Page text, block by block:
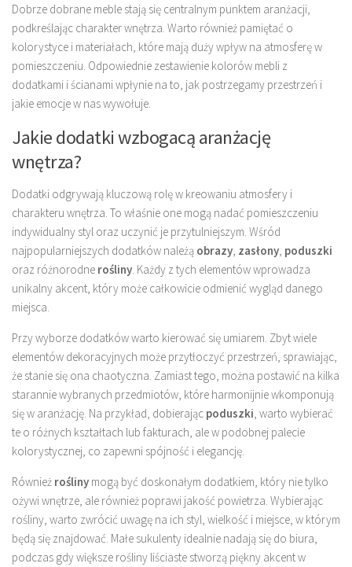
Dobrze dobrane meble stają się centralnym punktem aranżacji,
podkreślając charakter wnętrza. Warto również pamiętać o
kolorystyce i materiałach, które mają duży wpływ na atmosferę w
pomieszczeniu. Odpowiednie zestawienie kolorów mebli z
dodatkami i ścianami wpłynie na to, jak postrzegamy przestrzeń i
jakie emocje w nas wywołuje.
Jakie dodatki wzbogacą aranżację
wnętrza?
Dodatki odgrywają kluczową rolę w kreowaniu atmosfery i
charakteru wnętrza. To właśnie one mogą nadać pomieszczeniu
indywidualny styl oraz uczynić je przytulniejszym. Wśród
najpopularniejszych dodatków należą obrazy zasłony poduszki
oraz różnorodne rośliny . Każdy z tych elementów wprowadza
unikalny akcent, który może całkowicie odmienić wygląd danego
miejsca.
Przy wyborze dodatków warto kierować się umiarem. Zbyt wiele
elementów dekoracyjnych może przytłoczyć przestrzeń, sprawiając,
że stanie się ona chaotyczna. Zamiast tego, można postawić na kilka
starannie wybranych przedmiotów, które harmonijnie wkomponują
się w aranżację. Na przykład, dobierając poduszki , warto wybierać
te o różnych kształtach lub fakturach, ale w podobnej palecie
kolorystycznej, co zapewni spójność i elegancję.
Również rośliny mogą być doskonałym dodatkiem, który nie tylko
ożywi wnętrze, ale również poprawi jakość powietrza. Wybierając
rośliny, warto zwrócić uwagę na ich styl, wielkość i miejsce, w którym
będą się znajdować. Małe sukulenty idealnie nadają się do biura,
podczas gdy większe rośliny liściaste stworzą piękny akcent w